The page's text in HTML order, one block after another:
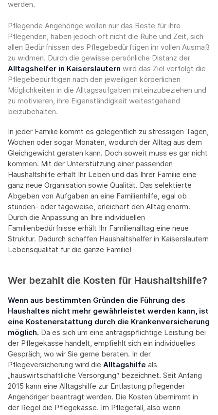
werden.
Pflegende Angehörige wollen nur das Beste für ihre
Pflegenden, haben jedoch oft nicht die Ruhe und Zeit, sich
allen Bedürfnissen des Pflegebedürftigen im vollen Ausmaß
zu widmen. Durch die gewisse persönliche Distanz der
Alltagshelfer in Kaiserslautern wird das Ziel verfolgt die
Pflegebedürftigen nach den jeweiligen körperlichen
Möglichkeiten in die Alltagsaufgaben miteinzubeziehen und
zu motivieren, ihre Eigenständigkeit weitestgehend
beizubehalten.
In jeder Familie kommt es gelegentlich zu stressigen Tagen,
Wochen oder sogar Monaten, wodurch der Alltag aus dem
Gleichgewicht geraten kann. Doch soweit muss es gar nicht
kommen. Mit der Unterstützung einer passenden
Haushaltshilfe erhält Ihr Leben und das Ihrer Familie eine
ganz neue Organisation sowie Qualität. Das selektierte
Abgeben von Aufgaben an eine Familienhilfe, egal ob
stunden- oder tageweise, erleichert den Alltag enorm.
Durch die Anpassung an Ihre individuellen
Familienbedürfnisse erhält Ihr Familienalltag eine neue
Struktur. Dadurch schaffen Haushaltshelfer in Kaiserslautern
Lebensqualität für die ganze Familie!
Wer bezahlt die Kosten für Haushaltshilfe?
Wenn aus bestimmten Gründen die Führung des
Haushaltes nicht mehr gewährleistet werden kann, ist
eine Kostenerstattung durch die Krankenversicherung
möglich. Da es sich um eine antragspflichtige Leistung bei
der Pflegekasse handelt, empfiehlt sich ein individuelles
Gespräch, wo wir Sie gerne beraten. In der
Pflegeversicherung wird die Alltagshilfe als
„hauswirtschaftliche Versorgung“ bezeichnet. Seit Anfang
2015 kann eine Alltagshilfe zur Entlastung pflegender
Angehöriger beantragt werden. Die Kosten übernimmt in
der Regel die Pflegekasse. Im Pflegefall, also wenn